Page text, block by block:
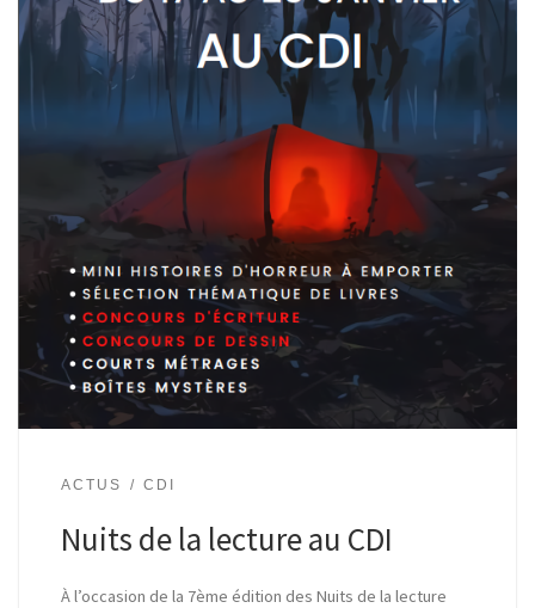
ACTUS CDI
Nuits de la lecture au CDI
À l’occasion de la 7ème édition des Nuits de la lecture